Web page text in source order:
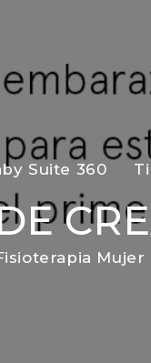
Suite 360
Mujer